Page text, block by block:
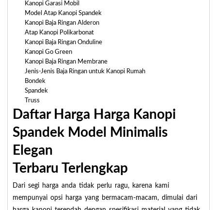
Kanopi Garasi Mobil
Model Atap Kanopi Spandek
Kanopi Baja Ringan Alderon
Atap Kanopi Polikarbonat
Kanopi Baja Ringan Onduline
Kanopi Go Green
Kanopi Baja Ringan Membrane
Jenis-Jenis Baja Ringan untuk Kanopi Rumah
Bondek
Spandek
Truss
Daftar Harga Harga Kanopi
Spandek Model Minimalis
Elegan
Terbaru Terlengkap
Dari segi harga anda tidak perlu ragu, karena kami
mempunyai opsi harga yang bermacam-macam, dimulai dari